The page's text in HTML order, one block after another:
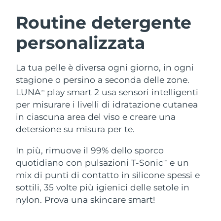
Routine detergente
personalizzata
La tua pelle è diversa ogni giorno, in ogni
stagione o persino a seconda delle zone.
LUNATM
play smart 2 usa sensori intelligenti
per misurare i livelli di idratazione cutanea
in ciascuna area del viso e creare una
detersione su misura per te.
In più, rimuove il 99% dello sporco
quotidiano con pulsazioni T-SonicTM
e un
mix di punti di contatto in silicone spessi e
sottili, 35 volte più igienici delle setole in
nylon. Prova una skincare smart!
LUNA™ 4 pacchetto
Anti-aging massage
LUNA™ 4 Plus
LUNA™ 4 Men
For men, anti-aging massage
BEAR™ 2 pacchetto
Microcurrent toning
BEAR™ 2 go
BEAR™ 2 eyes & lips
Microcurrent line smoothing device
Idratazione
UFO™ 3 pacchetto
Deep facial hydration
UFO™ 3 LED
Near-infrared and red light therapy
device
Igiene orale
Hybrid silicone sonic toothbrush
issa™ 4 plus
Smart hybrid silicone sonic toothbrush
TRATTAMENTI ANTI-AGE FAQ™
Anti-age Trattamenti LED
NEW
Austria Consegna stimata 09/08/2026
Bahrein Consegna stimata
Belgio
Bermuda Consegna stimata15/08/2026
Bosnia ed
Erzegovina
Consegna stimata 12/08/2026
Bulgaria Consegna stimata 09/08/2026
Canada Consegna stimata13/08/2026